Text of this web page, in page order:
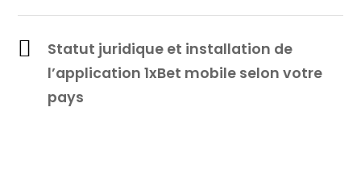
Statut juridique et installation de
l’application 1xBet mobile selon votre
pays